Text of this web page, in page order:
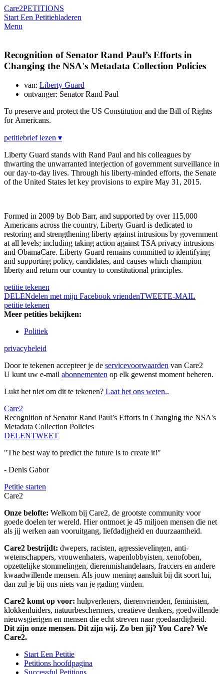
Care2PETITIONS
Start Een Petitiebladeren
Menu
Recognition of Senator Rand Paul’s Efforts in
Changing the NSA's Metadata Collection Policies
van: Liberty Guard
ontvanger: Senator Rand Paul
To preserve and protect the US Constitution and the Bill of Rights
for Americans.
petitiebrief lezen ▾
Liberty Guard stands with Rand Paul and his colleagues by
thwarting the unwarranted interjection of government surveillance in
our day-to-day lives. Through his liberty-minded efforts, the Senate
of the United States let key provisions to expire May 31, 2015.
Formed in 2009 by Bob Barr, and supported by over 115,000
Americans across the country, Liberty Guard is dedicated to
restoring and strengthening liberty against intrusions by government
at all levels; including taking action against TSA privacy intrusions
and ObamaCare. Liberty Guard remains committed to identifying
and supporting policy, candidates, and causes which champion
liberty and return our country to constitutional principles.
petitie tekenen
DELENdelen met mijn Facebook vriendenTWEETE-MAIL
petitie tekenen
Meer petities bekijken:
Politiek
privacybeleid
Door te tekenen accepteer je de servicevoorwaarden van Care2
U kunt uw e-mail abonnementen op elk gewenst moment beheren.
Lukt het niet om dit te tekenen? Laat het ons weten..
Care2
Recognition of Senator Rand Paul’s Efforts in Changing the NSA's
Metadata Collection Policies
DELENTWEET
"The best way to predict the future is to create it!"
- Denis Gabor
Petitie starten
Care2
Onze belofte: Welkom bij Care2, de grootste community voor
goede doelen ter wereld. Hier ontmoet je 45 miljoen mensen die net
als jij werken aan vooruitgang, liefdadigheid en duurzaamheid.
Care2 bestrijdt: dwepers, racisten, agressievelingen, anti-
wetenschappers, vrouwenhaters, wapenlobbyisten, xenofoben,
opzettelijke stommelingen, dierenmishandelaars, fraccers en andere
kwaadwillende mensen. Als jouw mening aansluit bij dit soort lui,
dan zul je bij ons niets van je gading vinden.
Care2 komt op voor: hulpverleners, dierenvrienden, feministen,
klokkenluiders, natuurbeschermers, creatieve denkers, goedwillende
nieuwsgierigen en mensen die echt streven naar goedaardigheid.
Dit zijn onze mensen. Dit zijn wij. Zo ben jij? You Care? We
Care2.
Start Een Petitie
Petitions hoofdpagina